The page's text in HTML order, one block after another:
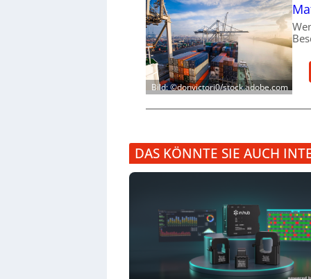
Bild: ©donvictori0/stock.adobe.com
DAS KÖNNTE SIE AUCH